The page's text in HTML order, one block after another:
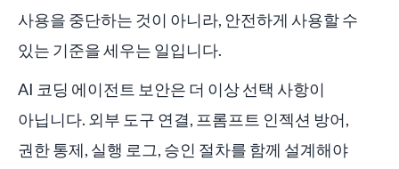
사용을 중단하는 것이 아니라, 안전하게 사용할 수
있는 기준을 세우는 일입니다.
AI 코딩 에이전트 보안은 더 이상 선택 사항이
아닙니다. 외부 도구 연결, 프롬프트 인젝션 방어,
권한 통제, 실행 로그, 승인 절차를 함께 설계해야